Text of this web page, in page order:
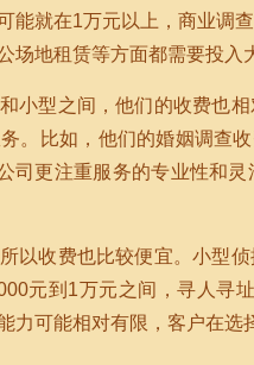
能就在1万元以上，商业调
场地租赁等方面都需要投入
小型之间，他们的收费也
。比如，他们的婚姻调查
司更注重服务的专业性和
以收费也比较便宜。小型
元到1万元之间，寻人寻
可能相对有限，客户在选